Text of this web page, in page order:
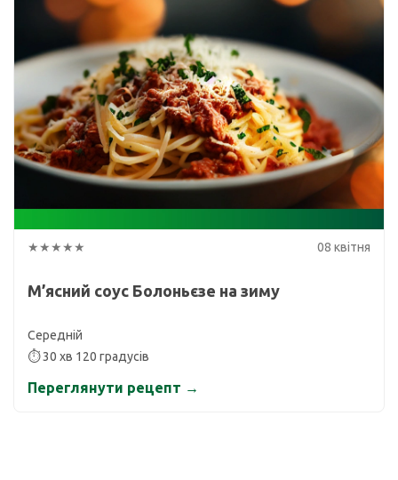
★★★★★ 08 квітня
М’ясний соус Болоньєзе на зиму
Середній
⏱ 30 хв 120 градусів
Переглянути рецепт →